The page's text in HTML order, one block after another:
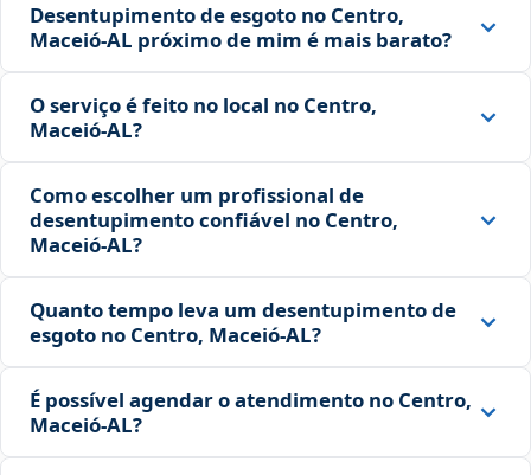
Desentupimento de esgoto no Centro,
Maceió‑AL próximo de mim é mais barato?
O serviço é feito no local no Centro,
Maceió‑AL?
Como escolher um profissional de
desentupimento confiável no Centro,
Maceió‑AL?
Quanto tempo leva um desentupimento de
esgoto no Centro, Maceió‑AL?
É possível agendar o atendimento no Centro,
Maceió‑AL?